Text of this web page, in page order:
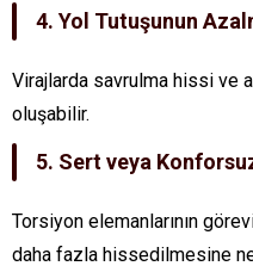
4. Yol Tutuşunun
Virajlarda savrulma hissi ve
oluşabilir.
5. Sert veya
Torsiyon elemanlarının
daha fazla hissedilmesine